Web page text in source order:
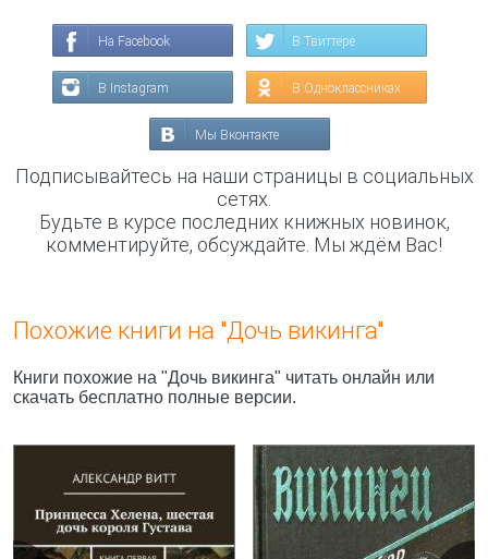
На Facebook В Твиттере
В Instagram В Одноклассниках
Мы Вконтакте
Подписывайтесь на наши страницы в социальных
сетях.
Будьте в курсе последних книжных новинок,
комментируйте, обсуждайте. Мы ждём Вас!
Похожие книги на "Дочь викинга"
Книги похожие на "Дочь викинга" читать онлайн или
скачать бесплатно полные версии.